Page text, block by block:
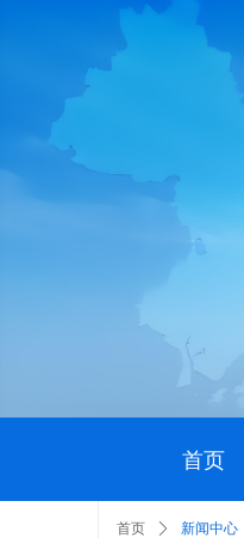
首页
首页 ꄲ 新闻中心